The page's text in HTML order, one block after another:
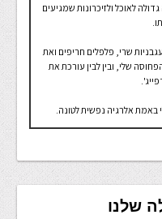
לאוכל ולזיכרונות שמגיעים
שרי, פלפלים חריפים ואת
שלי, ובין לבין עורכת את
באמת אלרגיה נפשית לטונה.
שלנו